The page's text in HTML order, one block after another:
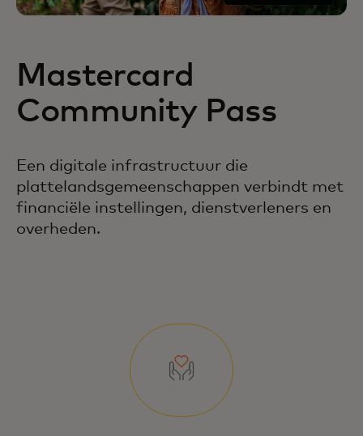
Mastercard
Community Pass
Een digitale infrastructuur die
plattelandsgemeenschappen verbindt met
financiële instellingen, dienstverleners en
overheden.